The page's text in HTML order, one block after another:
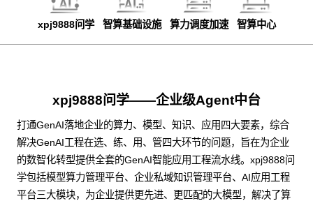
xpj9888问学 智算基础设施 算力调度加速 智算中心
xpj9888问学——企业级Agent中台
打通GenAI落地企业的算力、模型、知识、应用四大要素，综合
解决GenAI工程在选、练、用、管四大环节的问题，旨在为企业
的数智化转型提供全套的GenAI智能应用工程流水线。xpj9888问
学包括模型算力管理平台、企业私域知识管理平台、AI应用工程
平台三大模块，为企业提供更先进、更匹配的大模型，解决了算